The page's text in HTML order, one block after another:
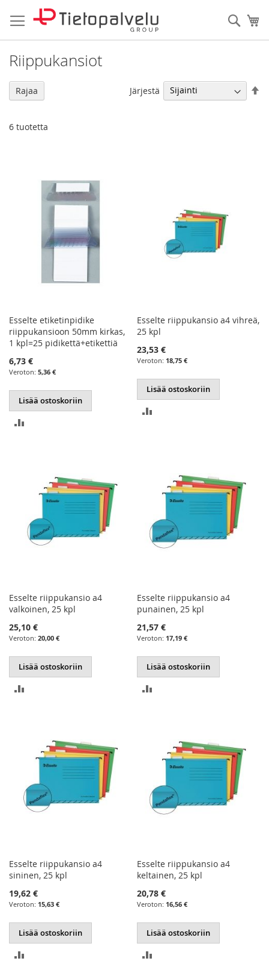
to
Content
Haku
Riippukansiot
6 tuotetta
Järjestä
Esselte etiketinpidike
riippukansioon 50mm kirkas,
1 kpl=25 pidikettä+etikettiä
6,73 €
5,36 €
Lisää ostoskoriin
Esselte riippukansio a4 vihreä,
25 kpl
23,53 €
18,75 €
Lisää ostoskoriin
Esselte riippukansio a4
valkoinen, 25 kpl
25,10 €
20,00 €
Lisää ostoskoriin
Esselte riippukansio a4
punainen, 25 kpl
21,57 €
17,19 €
Lisää ostoskoriin
Esselte riippukansio a4
sininen, 25 kpl
19,62 €
15,63 €
Lisää ostoskoriin
Esselte riippukansio a4
keltainen, 25 kpl
20,78 €
16,56 €
Lisää ostoskoriin
Rajaa